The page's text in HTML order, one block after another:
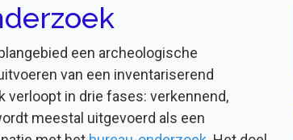
een archeologische
van een inventariserend
verloopt in drie fases: verkennend,
meestal uitgevoerd als een